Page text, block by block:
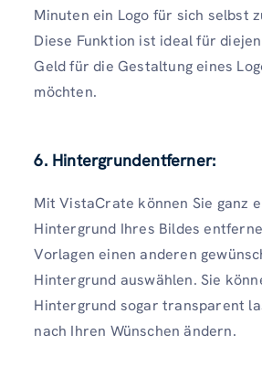
Minuten ein Logo für sich selbst
Diese Funktion ist ideal für
Geld für die Gestaltung eines
möchten.
6. Hintergrundentferner:
Mit VistaCrate können Sie ganz
Hintergrund Ihres Bildes
Vorlagen einen anderen
Hintergrund auswählen. Sie
Hintergrund sogar transparent
nach Ihren Wünschen ändern.